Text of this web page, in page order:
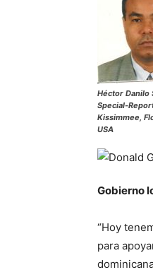
Héctor Danilo
Special-
Kissimmee,
USA
Gobierno
“Hoy
para